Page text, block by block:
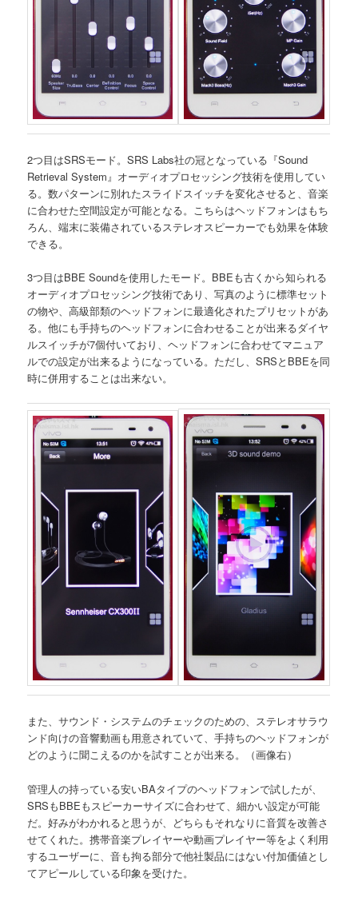
2つ目はSRSモード。SRS Labs社の冠となっている『Sound
Retrieval System』オーディオプロセッシング技術を使用してい
る。数パターンに別れたスライドスイッチを変化させると、音楽
に合わせた空間設定が可能となる。こちらはヘッドフォンはもち
ろん、端末に装備されているステレオスピーカーでも効果を体験
できる。
3つ目はBBE Soundを使用したモード。BBEも古くから知られる
オーディオプロセッシング技術であり、写真のように標準セット
の物や、高級部類のヘッドフォンに最適化されたプリセットがあ
る。他にも手持ちのヘッドフォンに合わせることが出来るダイヤ
ルスイッチが7個付いており、ヘッドフォンに合わせてマニュア
ルでの設定が出来るようになっている。ただし、SRSとBBEを同
時に併用することは出来ない。
また、サウンド・システムのチェックのための、ステレオサラウ
ンド向けの音響動画も用意されていて、手持ちのヘッドフォンが
どのように聞こえるのかを試すことが出来る。（画像右）
管理人の持っている安いBAタイプのヘッドフォンで試したが、
SRSもBBEもスピーカーサイズに合わせて、細かい設定が可能
だ。好みがわかれると思うが、どちらもそれなりに音質を改善さ
せてくれた。携帯音楽プレイヤーや動画プレイヤー等をよく利用
するユーザーに、音も拘る部分で他社製品にはない付加価値とし
てアピールしている印象を受けた。